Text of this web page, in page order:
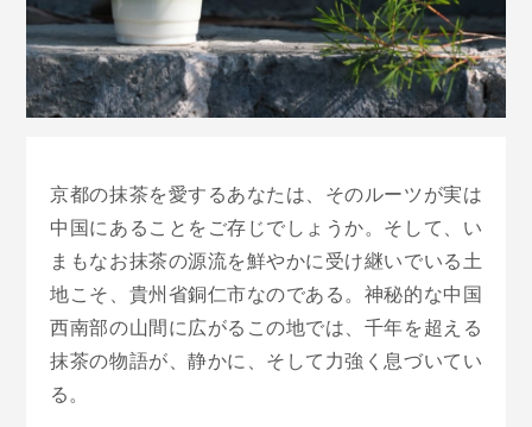
京都の抹茶を愛するあなたは、そのルーツが実は
中国にあることをご存じでしょうか。そして、い
まもなお抹茶の源流を鮮やかに受け継いでいる土
地こそ、貴州省銅仁市なのである。神秘的な中国
西南部の山間に広がるこの地では、千年を超える
抹茶の物語が、静かに、そして力強く息づいてい
る。